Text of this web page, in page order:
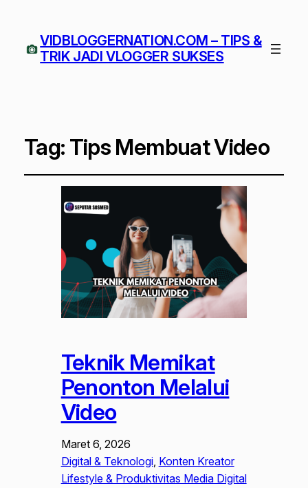
VIDBLOGGERNATION.COM – TIPS &
TRIK JADI VLOGGER SUKSES
Tag: Tips Membuat Video
Teknik Memikat
Penonton Melalui
Video
Maret 6, 2026
Digital & Teknologi, Konten Kreator
Lifestyle & Produktivitas Media Digital